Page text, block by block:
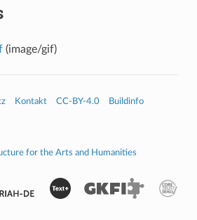
(image/gif)
Kontakt CC-BY-4.0 Buildinfo
for the Arts and Humanities